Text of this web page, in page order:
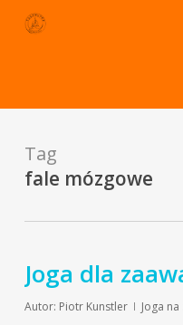
Skip
Tag
fale mózgowe
Joga dla
Autor: Piotr Kunstler Joga